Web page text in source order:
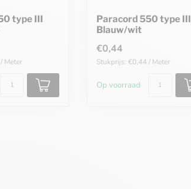
type III
Meter
Paracord 550 type III
Blauw/wit
€0,44
Stukprijs: €0,44 / Meter
Op voorraad